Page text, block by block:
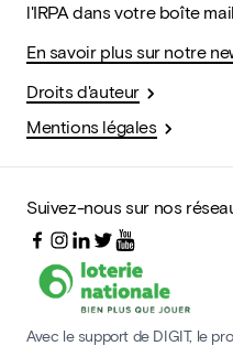
l'IRPA dans votre boîte
En savoir plus sur notre
Droits d'auteur
Mentions légales
Suivez-nous sur nos
Avec le support de DIGIT, le